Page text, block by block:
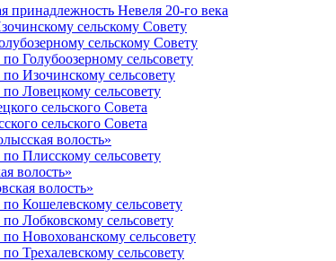
принадлежность Невеля 20-го века
сельскому Совету
сельскому Совету
Голубоозерному сельсовету
Изочинскому сельсовету
Ловецкому сельсовету
сельского Совета
сельского Совета
волость»
Плисскому сельсовету
волость»
волость»
Кошелевскому сельсовету
Лобковскому сельсовету
Новохованскому сельсовету
Трехалевскому сельсовету